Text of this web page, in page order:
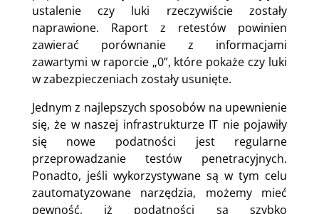
ustalenie czy luki rzeczywiście zostały
naprawione. Raport z retestów powinien
zawierać porównanie z informacjami
zawartymi w raporcie „0”, które pokaże czy luki
w zabezpieczeniach zostały usunięte.
Jednym z najlepszych sposobów na upewnienie
się, że w naszej infrastrukturze IT nie pojawiły
się nowe podatności jest regularne
przeprowadzanie testów penetracyjnych.
Ponadto, jeśli wykorzystywane są w tym celu
zautomatyzowane narzędzia, możemy mieć
pewność, iż podatności są szybko